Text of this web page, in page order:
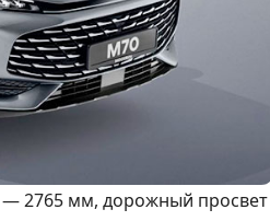
— 2765 мм, дорожный просвет